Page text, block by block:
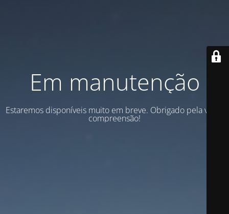
Em manutenção
Estaremos disponíveis muito em breve. Obrigado pela vossa
compreensão!